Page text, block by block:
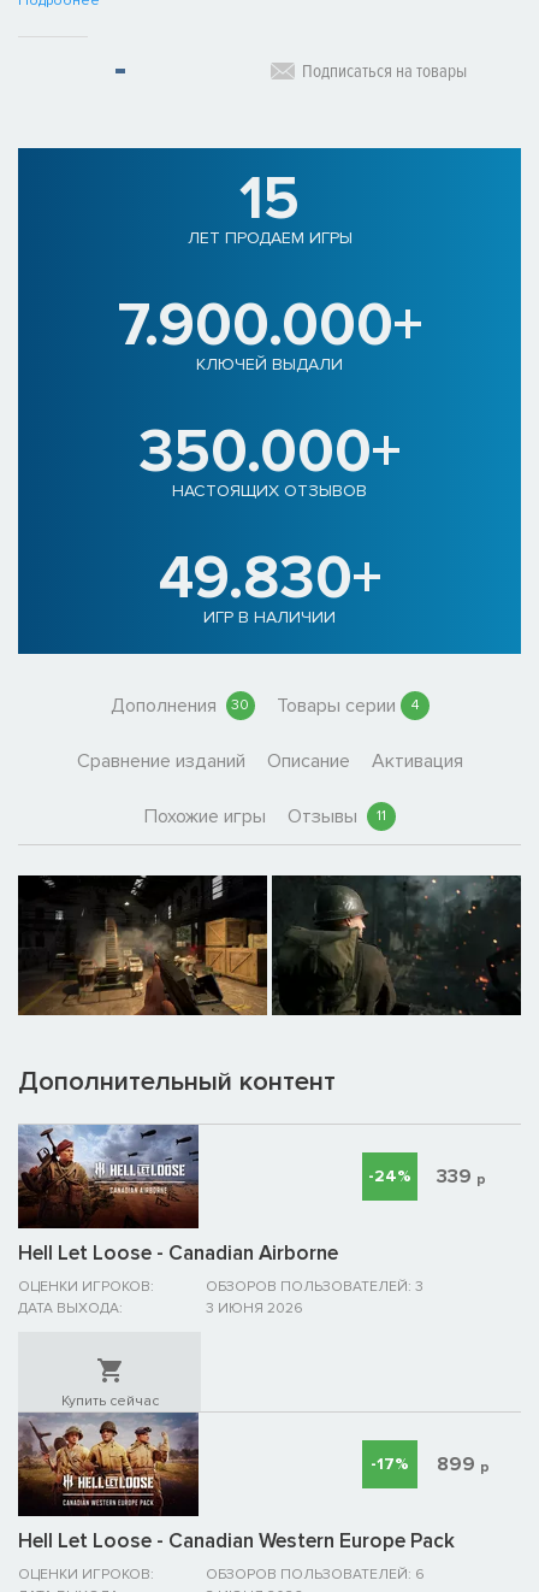
Подписаться на товары
15
ЛЕТ ПРОДАЕМ ИГРЫ
7.900.000+
КЛЮЧЕЙ ВЫДАЛИ
350.000+
НАСТОЯЩИХ ОТЗЫВОВ
49.830+
ИГР В НАЛИЧИИ
Дополнения 30 Товары серии 4
Сравнение изданий Описание Активация
Похожие игры Отзывы 11
Дополнительный контент
Hell Let Loose - Canadian Airborne
ОЦЕНКИ ИГРОКОВ:
ОБЗОРОВ ПОЛЬЗОВАТЕЛЕЙ: 3
ДАТА ВЫХОДА:
3 ИЮНЯ 2026
-24% 339 р
Купить сейчас
Hell Let Loose - Canadian Western Europe Pack
ОЦЕНКИ ИГРОКОВ:
ОБЗОРОВ ПОЛЬЗОВАТЕЛЕЙ: 6
-17% 899 р